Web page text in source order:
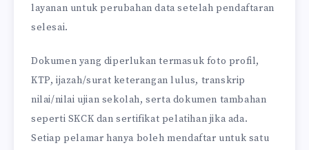
layanan untuk perubahan data setelah pendaftaran
selesai.
Dokumen yang diperlukan termasuk foto profil,
KTP, ijazah/surat keterangan lulus, transkrip
nilai/nilai ujian sekolah, serta dokumen tambahan
seperti SKCK dan sertifikat pelatihan jika ada.
Setiap pelamar hanya boleh mendaftar untuk satu